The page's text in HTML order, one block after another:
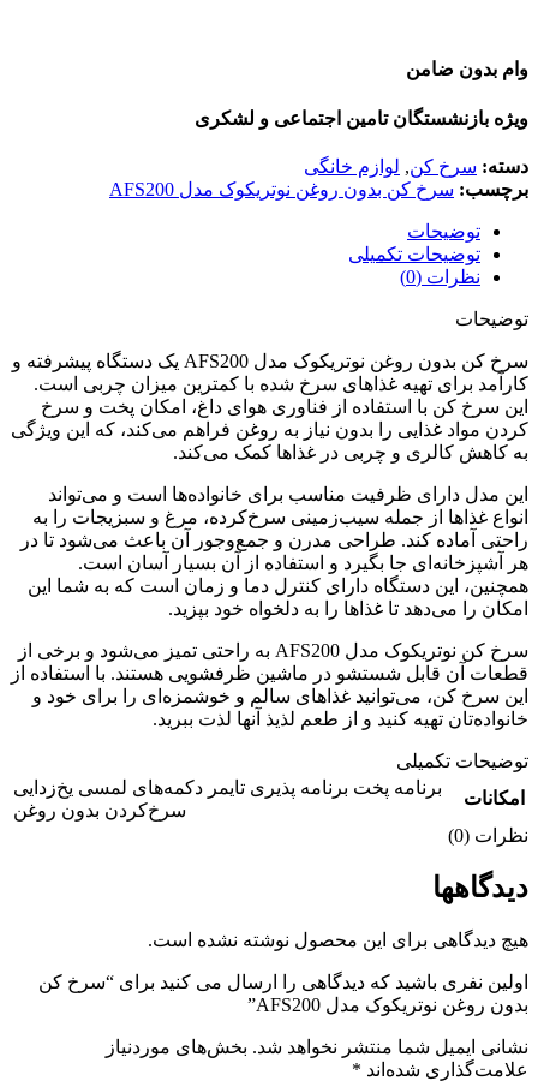
وام بدون ضامن
ویژه بازنشستگان تامین اجتماعی و لشکری
دسته: سرخ کن, لوازم خانگی
برچسب: سرخ کن بدون روغن نوتریکوک مدل AFS200
توضیحات
توضیحات تکمیلی
نظرات (0)
توضیحات
سرخ کن بدون روغن نوتریکوک مدل AFS200 یک دستگاه پیشرفته و
کارآمد برای تهیه غذاهای سرخ شده با کمترین میزان چربی است.
این سرخ کن با استفاده از فناوری هوای داغ، امکان پخت و سرخ
کردن مواد غذایی را بدون نیاز به روغن فراهم می‌کند، که این ویژگی
به کاهش کالری و چربی در غذاها کمک می‌کند.
این مدل دارای ظرفیت مناسب برای خانواده‌ها است و می‌تواند
انواع غذاها از جمله سیب‌زمینی سرخ‌کرده، مرغ و سبزیجات را به
راحتی آماده کند. طراحی مدرن و جمع‌وجور آن باعث می‌شود تا در
هر آشپزخانه‌ای جا بگیرد و استفاده از آن بسیار آسان است.
همچنین، این دستگاه دارای کنترل دما و زمان است که به شما این
امکان را می‌دهد تا غذاها را به دلخواه خود بپزید.
سرخ کن نوتریکوک مدل AFS200 به راحتی تمیز می‌شود و برخی از
قطعات آن قابل شستشو در ماشین ظرفشویی هستند. با استفاده از
این سرخ کن، می‌توانید غذاهای سالم و خوشمزه‌ای را برای خود و
خانواده‌تان تهیه کنید و از طعم لذیذ آنها لذت ببرید.
توضیحات تکمیلی
امکانات
برنامه پخت برنامه پذیری تایمر دکمه‌های لمسی یخ‌زدایی
سرخ‌کردن بدون روغن
نظرات (0)
دیدگاهها
هیچ دیدگاهی برای این محصول نوشته نشده است.
اولین نفری باشید که دیدگاهی را ارسال می کنید برای “سرخ کن
بدون روغن نوتریکوک مدل AFS200”
نشانی ایمیل شما منتشر نخواهد شد. بخش‌های موردنیاز
علامت‌گذاری شده‌اند *